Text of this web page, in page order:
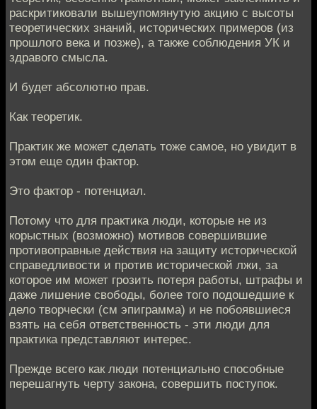
раскритиковали вышеупомянутую акцию с высоты
теоретических знаний, исторических примеров (из
прошлого века и позже), а также соблюдения УК и
здравого смысла.
И будет абсолютно прав.
Как теоретик.
Практик же может сделать тоже самое, но увидит в
этом еще один фактор.
Это фактор - потенциал.
Потому что для практика люди, которые не из
корыстных (возможно) мотивов совершившие
противоправные действия на защиту исторической
справедливости и против исторической лжи, за
которое им может грозить потеря работы, штрафы и
даже лишение свободы, более того подошедшие к
дело творчески (см эпиграмма) и не побоявшиеся
взять на себя ответственность - эти люди для
практика представляют интерес.
Прежде всего как люди потенциально способные
перешагнуть черту закона, совершить поступок.